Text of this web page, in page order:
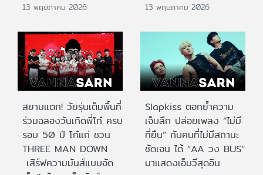
13 พฤษภาคม 2026 13 พฤษภาคม 2026
สยามแตก! วัยรุ่นเต็มพื้นที่
ร่วมฉลองวันเกิดพี่โก๋ ครบ
รอบ 50 ปี โก๋แก่ ชวน
THREE MAN DOWN
เสิร์ฟความมันส์แบบจัด
Slapkiss ตอกย้ำความ
เจ็บลึก ปล่อยเพลง “ไม่มี
ที่ยืน” กับคนที่ไม่มีสถานะ
ชัดเจน ได้ “AA วง BUS”
มาแสดงเอ็มวีสุดอิน